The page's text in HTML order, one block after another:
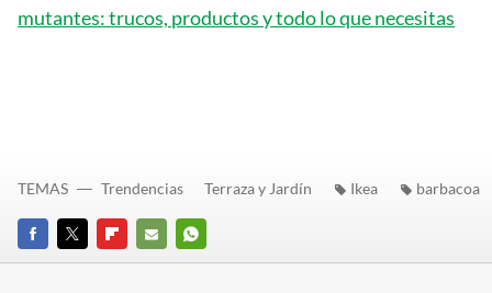
mutantes: trucos, productos y todo lo que necesitas
FACEBOOK
TWITTERFLIPBOARD
E-
WHATSAPP
TEMAS Trendencias Terraza y Jardín Ikea barbacoa